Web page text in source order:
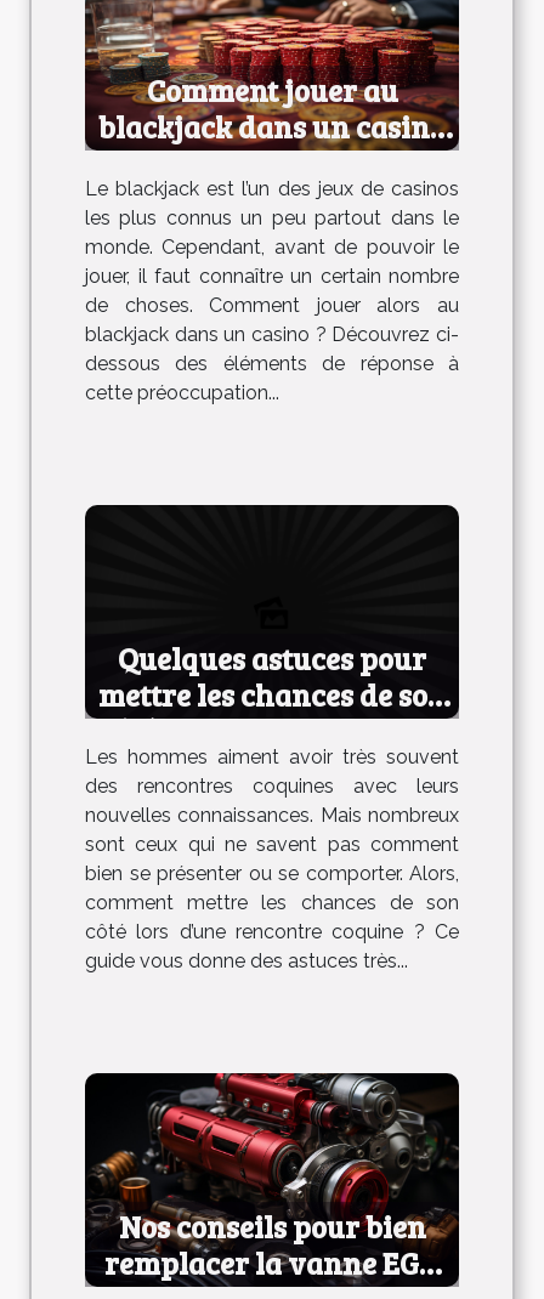
Comment jouer au
blackjack dans un casino
?
Le blackjack est l’un des jeux de casinos
les plus connus un peu partout dans le
monde. Cependant, avant de pouvoir le
jouer, il faut connaître un certain nombre
de choses. Comment jouer alors au
blackjack dans un casino ? Découvrez ci-
dessous des éléments de réponse à
cette préoccupation...
Quelques astuces pour
mettre les chances de son
côté lors d’une rencontre
coquine
Les hommes aiment avoir très souvent
des rencontres coquines avec leurs
nouvelles connaissances. Mais nombreux
sont ceux qui ne savent pas comment
bien se présenter ou se comporter. Alors,
comment mettre les chances de son
côté lors d’une rencontre coquine ? Ce
guide vous donne des astuces très...
Nos conseils pour bien
remplacer la vanne EGR